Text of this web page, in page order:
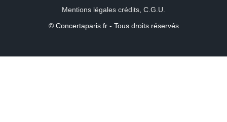
Mentions légales crédits C.G.U.
© Concertaparis.fr - Tous droits réservés